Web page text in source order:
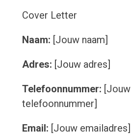
Cover Letter
Naam: [Jouw naam]
Adres: [Jouw adres]
Telefoonnummer: [Jouw
telefoonnummer]
Email: [Jouw emailadres]